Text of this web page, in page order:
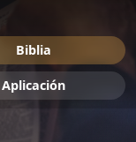
Biblia
Aplicación